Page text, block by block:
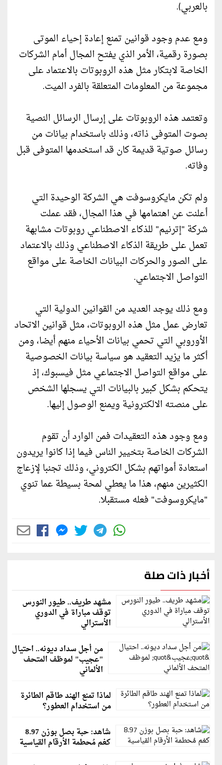
بالعربي).
ومع عدم وجود قوانين تمنع إعادة إحياء الموتى
بصورة رقمية، الأمر الذي يفتح المجال أمام الشركات
الخاصة لابتكار مثل هذه الروبوتات بالاعتماد على
مجموعة من المعلومات المتعلقة بالفرد الميت.
وتعتمد هذه الروبوتات على إرسال الرسائل النصية
بصوت المتوفى ذاته، وذلك باستخدام بيانات من
رسائل صوتية قديمة كان قد استخدمها المتوفى قبل
وفاته.
ولم تكن مايكروسوفت هي الشركة الوحيدة التي
أعلنت عن اهتمامها في هذا المجال، فقد عملت
شركة "إترنيم" للذكاء الاصطناعي روبوتات مشابهة
تعمل على طريقة الذكاء الاصطناعي وذلك بالاعتماد
على الصور والحركات البيانات الخاصة على مواقع
التواصل الاجتماعي.
ومع ذلك يوجد العديد من القوانين الدولية التي
تعارض عمل مثل هذه الروبوتات، مثل قوانين الاتحاد
الأوروبي التي تحمي بيانات الأحياء منهم أيضا، ومن
أكثر ما يزيد التعقيد هو سياسة بيانات الخصوصية
على مواقع التواصل الاجتماعي مثل فيسبوك، إذ
يتحكم بشكل كبير بالبيانات التي يسجلها الشخص
على منصته الالكترونية ويمنع الوصول إليها.
ومع وجود هذه التعقيدات فمن الوارد أن تقوم
الشركات الخاصة بتخيير الناس فيما إذا كانوا يريدون
استعادة أمواتهم بشكل الكتروني، وذلك تجنبا لإزعاج
الكثيرين منهم، هذا ما يعطي لمحة بسيطة عما تنوي
"مايكروسوفت" فعله مستقبلا.
أخبار ذات صلة
مشهد طريف.. طيور النورس
توقف مباراة في الدوري
الأسترالي
من أجل سداد ديونه.. احتيال
"عجيب" لموظف المتحف
الألماني
لماذا تمنع الهند طاقم الطائرة
من استخدام العطور؟
شاهد: حبة بصل بوزن 8.97
كغم مُحطمة الأرقام القياسية